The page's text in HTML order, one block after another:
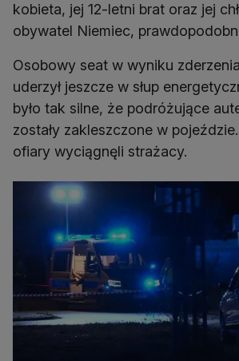
kobieta, jej 12-letni brat oraz jej
obywatel Niemiec,
Osobowy seat w wyniku
uderzył jeszcze w słup
było tak silne, że podróżujące
zostały zakleszczone w
ofiary wyciągnęli strażacy.